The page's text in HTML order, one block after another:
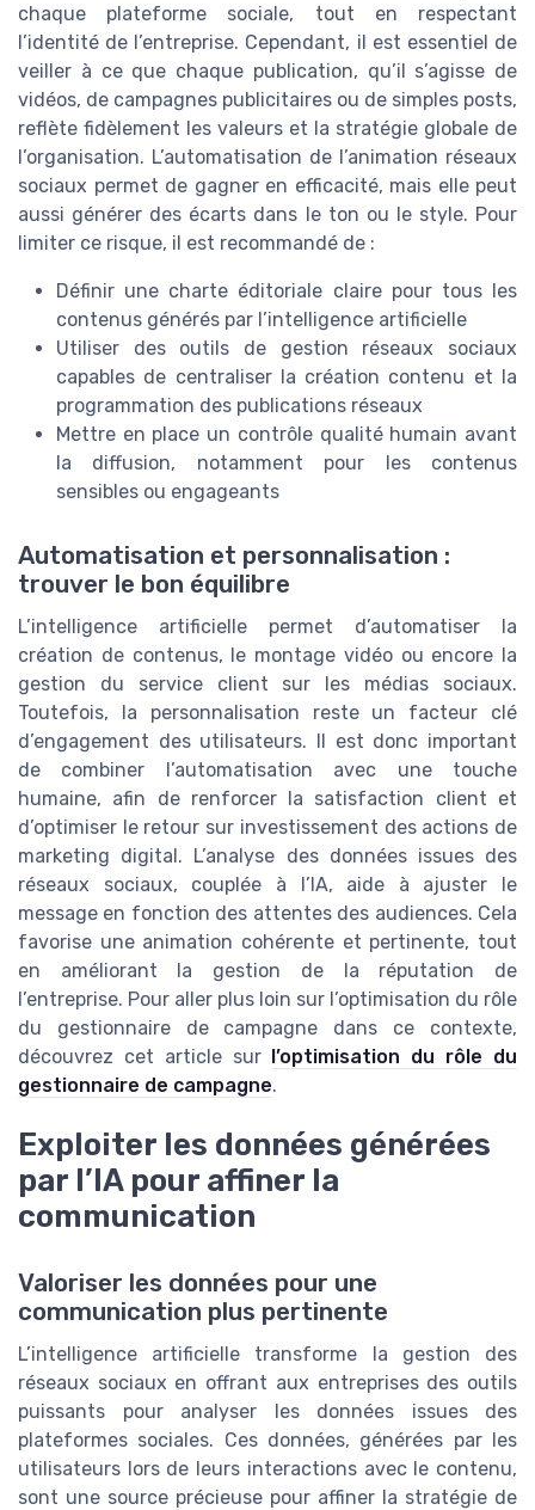
chaque plateforme sociale, tout en respectant
l’identité de l’entreprise. Cependant, il est essentiel de
veiller à ce que chaque publication, qu’il s’agisse de
vidéos, de campagnes publicitaires ou de simples posts,
reflète fidèlement les valeurs et la stratégie globale de
l’organisation. L’automatisation de l’animation réseaux
sociaux permet de gagner en efficacité, mais elle peut
aussi générer des écarts dans le ton ou le style. Pour
limiter ce risque, il est recommandé de :
Définir une charte éditoriale claire pour tous les
contenus générés par l’intelligence artificielle
Utiliser des outils de gestion réseaux sociaux
capables de centraliser la création contenu et la
programmation des publications réseaux
Mettre en place un contrôle qualité humain avant
la diffusion, notamment pour les contenus
sensibles ou engageants
Automatisation et personnalisation :
trouver le bon équilibre
L’intelligence artificielle permet d’automatiser la
création de contenus, le montage vidéo ou encore la
gestion du service client sur les médias sociaux.
Toutefois, la personnalisation reste un facteur clé
d’engagement des utilisateurs. Il est donc important
de combiner l’automatisation avec une touche
humaine, afin de renforcer la satisfaction client et
d’optimiser le retour sur investissement des actions de
marketing digital. L’analyse des données issues des
réseaux sociaux, couplée à l’IA, aide à ajuster le
message en fonction des attentes des audiences. Cela
favorise une animation cohérente et pertinente, tout
en améliorant la gestion de la réputation de
l’entreprise. Pour aller plus loin sur l’optimisation du rôle
du gestionnaire de campagne dans ce contexte,
découvrez cet article sur l’optimisation du rôle du
gestionnaire de campagne.
Exploiter les données générées
par l’IA pour affiner la
communication
Valoriser les données pour une
communication plus pertinente
L’intelligence artificielle transforme la gestion des
réseaux sociaux en offrant aux entreprises des outils
puissants pour analyser les données issues des
plateformes sociales. Ces données, générées par les
utilisateurs lors de leurs interactions avec le contenu,
sont une source précieuse pour affiner la stratégie de